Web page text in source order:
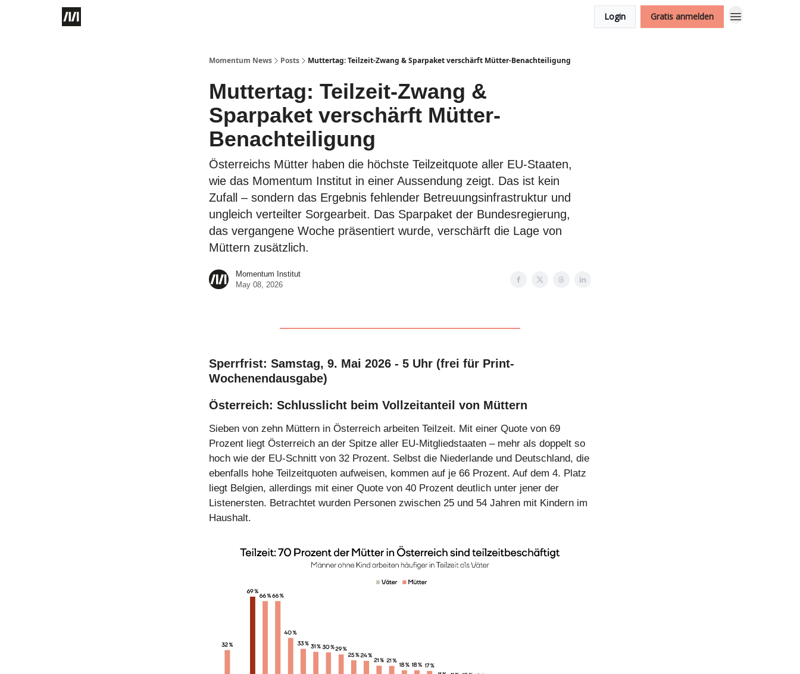
Login Gratis anmelden
Momentum News Posts Muttertag: Teilzeit-Zwang & Sparpaket verschärft Mütter-Benachteiligung
Muttertag: Teilzeit-Zwang &
Sparpaket verschärft Mütter-
Benachteiligung
Österreichs Mütter haben die höchste Teilzeitquote aller EU-Staaten,
wie das Momentum Institut in einer Aussendung zeigt. Das ist kein
Zufall – sondern das Ergebnis fehlender Betreuungsinfrastruktur und
ungleich verteilter Sorgearbeit. Das Sparpaket der Bundesregierung,
das vergangene Woche präsentiert wurde, verschärft die Lage von
Müttern zusätzlich.
Momentum Institut
May 08, 2026
Sperrfrist: Samstag, 9. Mai 2026 - 5 Uhr (frei für Print-
Wochenendausgabe)
Österreich: Schlusslicht beim Vollzeitanteil von Müttern
Sieben von zehn Müttern in Österreich arbeiten Teilzeit. Mit einer Quote von 69
Prozent liegt Österreich an der Spitze aller EU-Mitgliedstaaten – mehr als doppelt so
hoch wie der EU-Schnitt von 32 Prozent. Selbst die Niederlande und Deutschland, die
ebenfalls hohe Teilzeitquoten aufweisen, kommen auf je 66 Prozent. Auf dem 4. Platz
liegt Belgien, allerdings mit einer Quote von 40 Prozent deutlich unter jener der
Listenersten. Betrachtet wurden Personen zwischen 25 und 54 Jahren mit Kindern im
Haushalt.